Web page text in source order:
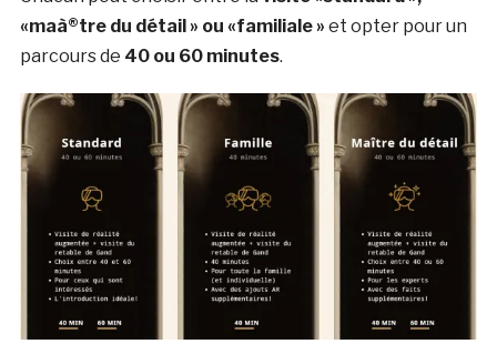
«maà®tre du détail » ou «familiale » et opter pour un
parcours de 40 ou 60 minutes.